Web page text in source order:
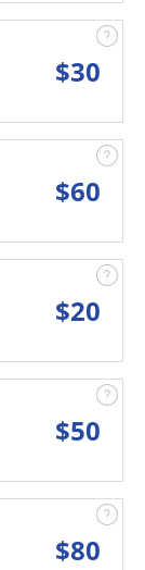
$30
$60
$20
$50
$80